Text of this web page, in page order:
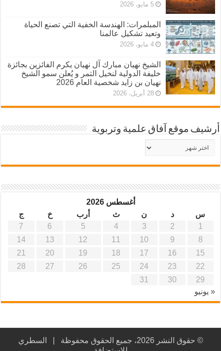
5 مايو، 2026
المبلمرات: الهندسة الخفية التي تصنع الحياة
وتعيد تشكيل عالمنا
4 مايو، 2026
الشيخ نهيان مبارك آل نهيان يكرم الفائزين بجائزة
خليفة الدولية لنخيل التمر و يُعلن سمو الشيخ
نهيان بن زايد شخصية العام 2026
28 أبريل، 2026
أرشيف موقع آفاق علمية وتربوية
أرشيف
موقع
آفاق
أغسطس 2026
س
د ن ث أرب خ
ج
1
2
3
4
5
6
7
8
9
10
11
12
13
14
15
16
17
18
19
20
21
22
23
24
25
26
27
28
29
30
31
« يونيو
© حقوق النشر 2026، جميع الحقوق محفوظة |
السطري